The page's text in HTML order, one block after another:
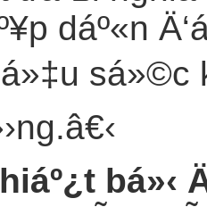
dáº«n
sá»©c
â€‹
bá»‹